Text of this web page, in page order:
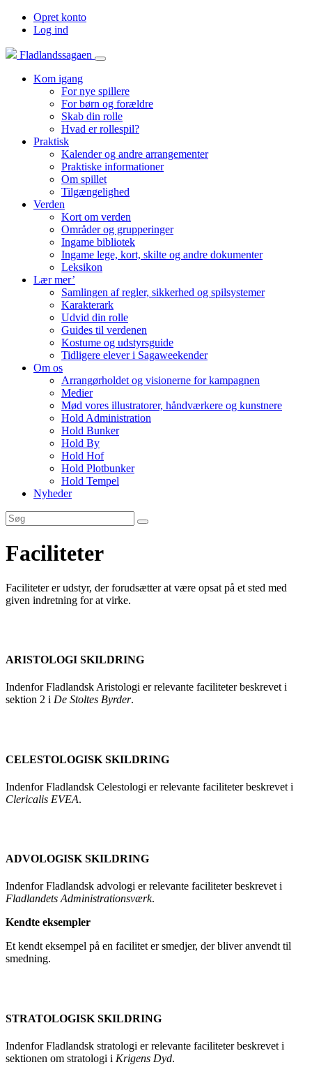
Opret konto
Log ind
Fladlandssagaen
Kom igang
For nye spillere
For børn og forældre
Skab din rolle
Hvad er rollespil?
Praktisk
Kalender og andre arrangementer
Praktiske informationer
Om spillet
Tilgængelighed
Verden
Kort om verden
Områder og grupperinger
Ingame bibliotek
Ingame lege, kort, skilte og andre dokumenter
Leksikon
Lær mer’
Samlingen af regler, sikkerhed og spilsystemer
Karakterark
Udvid din rolle
Guides til verdenen
Kostume og udstyrsguide
Tidligere elever i Sagaweekender
Om os
Arrangørholdet og visionerne for kampagnen
Medier
Mød vores illustratorer, håndværkere og kunstnere
Hold Administration
Hold Bunker
Hold By
Hold Hof
Hold Plotbunker
Hold Tempel
Nyheder
Faciliteter
Faciliteter er udstyr, der forudsætter at være opsat på et sted med
given indretning for at virke.
ARISTOLOGI SKILDRING
Indenfor Fladlandsk Aristologi er relevante faciliteter beskrevet i
sektion 2 i De Stoltes Byrder.
CELESTOLOGISK SKILDRING
Indenfor Fladlandsk Celestologi er relevante faciliteter beskrevet i
Clericalis EVEA.
ADVOLOGISK SKILDRING
Indenfor Fladlandsk advologi er relevante faciliteter beskrevet i
Fladlandets Administrationsværk.
Kendte eksempler
Et kendt eksempel på en facilitet er smedjer, der bliver anvendt til
smedning.
STRATOLOGISK SKILDRING
Indenfor Fladlandsk stratologi er relevante faciliteter beskrevet i
sektionen om stratologi i Krigens Dyd.